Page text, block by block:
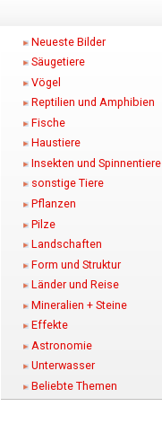
Neueste Bilder
Säugetiere
Vögel
Reptilien und Amphibien
Fische
Haustiere
Insekten und Spinnentiere
sonstige Tiere
Pflanzen
Pilze
Landschaften
Form und Struktur
Länder und Reise
Mineralien + Steine
Effekte
Astronomie
Unterwasser
Beliebte Themen